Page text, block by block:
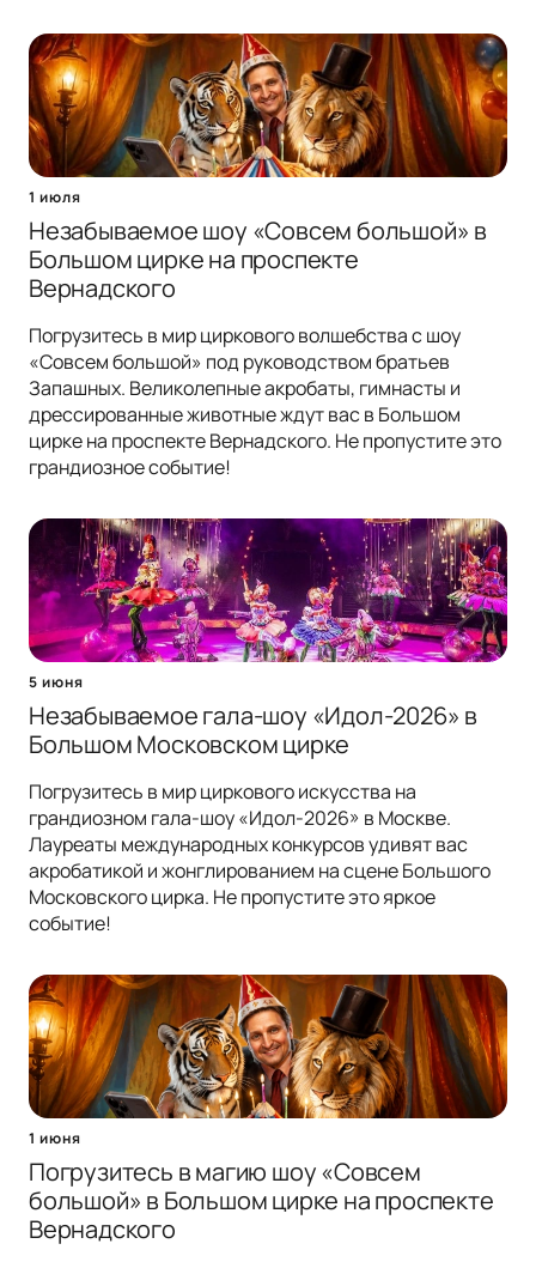
1 июля
Незабываемое шоу «Совсем большой» в
Большом цирке на проспекте
Вернадского
Погрузитесь в мир циркового волшебства с шоу
«Совсем большой» под руководством братьев
Запашных. Великолепные акробаты, гимнасты и
дрессированные животные ждут вас в Большом
цирке на проспекте Вернадского. Не пропустите это
грандиозное событие!
5 июня
Незабываемое гала-шоу «Идол-2026» в
Большом Московском цирке
Погрузитесь в мир циркового искусства на
грандиозном гала-шоу «Идол-2026» в Москве.
Лауреаты международных конкурсов удивят вас
акробатикой и жонглированием на сцене Большого
Московского цирка. Не пропустите это яркое
событие!
1 июня
Погрузитесь в магию шоу «Совсем
большой» в Большом цирке на проспекте
Вернадского